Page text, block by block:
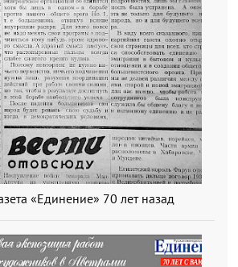
«Единение» 70 лет назад